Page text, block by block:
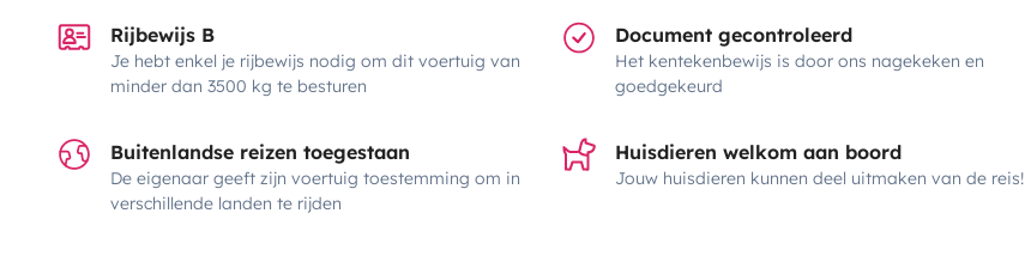
Rijbewijs B
Je hebt enkel je rijbewijs nodig om dit voertuig van
minder dan 3500 kg te besturen
Document gecontroleerd
Het kentekenbewijs is door ons nagekeken en
goedgekeurd
Buitenlandse reizen toegestaan
De eigenaar geeft zijn voertuig toestemming om in
verschillende landen te rijden
Huisdieren welkom aan boord
Jouw huisdieren kunnen deel uitmaken van de reis!